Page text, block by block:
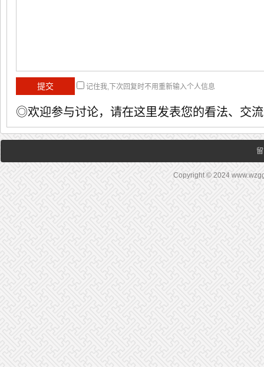
记住我,下次回复时不用重新输入个人信息
◎欢迎参与讨论，请在这里发表您的看法、交
Copyright © 2024